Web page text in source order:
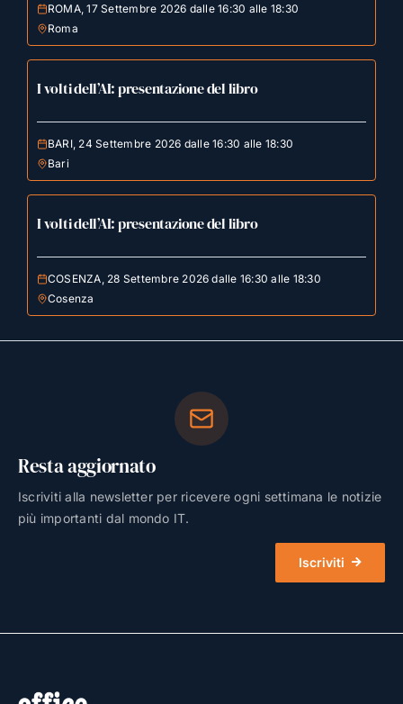
ROMA, 17 Settembre 2026 dalle 16:30 alle 18:30
Roma
I volti dell’AI: presentazione del libro
BARI, 24 Settembre 2026 dalle 16:30 alle 18:30
Bari
I volti dell’AI: presentazione del libro
COSENZA, 28 Settembre 2026 dalle 16:30 alle 18:30
Cosenza
Resta aggiornato
Iscriviti alla newsletter per ricevere ogni settimana le notizie
più importanti dal mondo IT.
Iscriviti